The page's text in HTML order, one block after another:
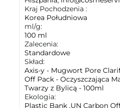
Kraj Pochodzenia :
Korea Południowa
ml/g:
100 ml
Zalecenia:
Standardowe
Skład:
Axis-y - Mugwort Pore
Off Pack - Oczyszczająca
Twarzy z Bylicą - 100ml
Ekologia:
Plastic Bank,UN Carbon